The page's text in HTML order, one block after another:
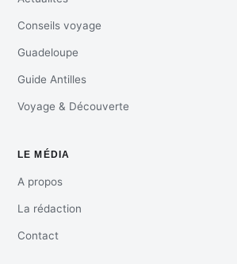
Conseils voyage
Guadeloupe
Guide Antilles
Voyage & Découverte
LE MÉDIA
A propos
La rédaction
Contact